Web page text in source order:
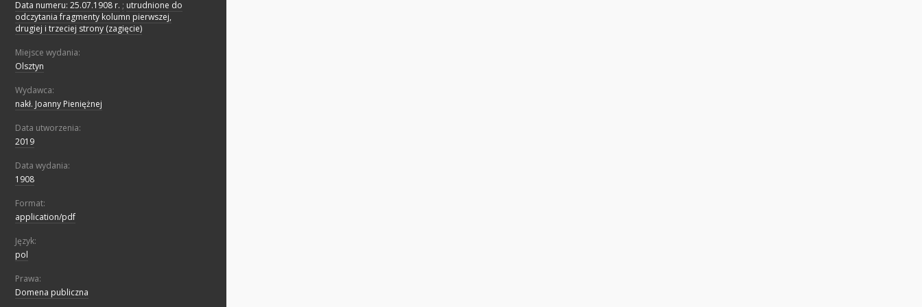
Data numeru: 25.07.1908 r. ; utrudnione do
odczytania fragmenty kolumn pierwszej,
drugiej i trzeciej strony (zagięcie)
Miejsce wydania:
Olsztyn
Wydawca:
nakł. Joanny Pieniężnej
Data utworzenia:
2019
Data wydania:
1908
Format:
application/pdf
Język:
pol
Prawa:
Domena publiczna